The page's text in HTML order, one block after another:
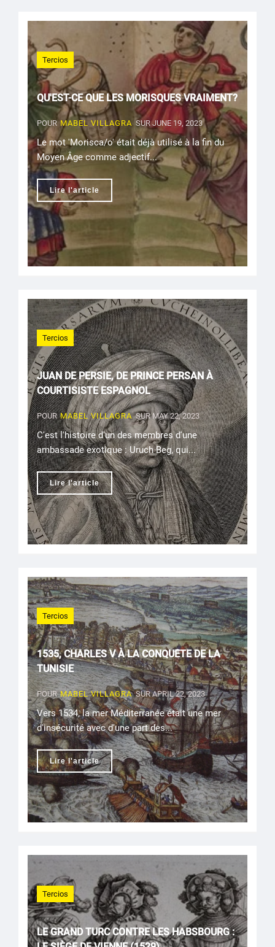
Tercios
QU'EST-CE QUE LES MORISQUES VRAIMENT?
POUR MABEL VILLAGRA SUR JUNE 19, 2023
Le mot 'Morisca/o' était déjà utilisé à la fin du
Moyen Âge comme adjectif...
Lire l'article
Tercios
JUAN DE PERSIE, DE PRINCE PERSAN À
COURTISISTE ESPAGNOL
POUR MABEL VILLAGRASUR MAY 22, 2023
C'est l'histoire d'un des membres d'une
ambassade exotique : Uruch Beg, qui...
Lire l'article
Tercios
1535, CHARLES V À LA CONQUÊTE DE LA
TUNISIE
POUR MABEL VILLAGRASUR APRIL 22, 2023
Vers 1534, la mer Méditerranée était une mer
d'insécurité avec d'une part des...
Lire l'article
Tercios
LE GRAND TURC CONTRE LES HABSBOURG :